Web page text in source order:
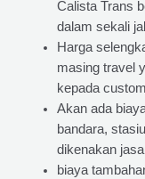
Calista Trans
dalam sekali
Harga
masing travel
kepada
Akan ada
bandara,
dikenakan
biaya